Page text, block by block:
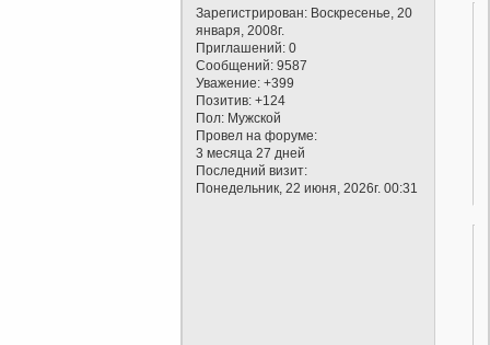
Зарегистрирован: Воскресенье, 20
января, 2008г.
Приглашений: 0
Сообщений: 9587
Уважение: +399
Позитив: +124
Пол: Мужской
Провел на форуме:
3 месяца 27 дней
Последний визит:
Понедельник, 22 июня, 2026г. 00:31